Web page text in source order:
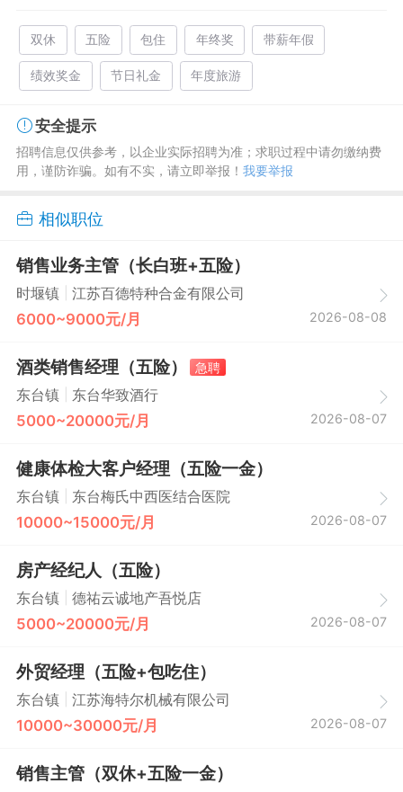
双休 五险 包住 年终奖 带薪年假
绩效奖金 节日礼金 年度旅游
安全提示
招聘信息仅供参考，以企业实际招聘为准；求职过程中请勿缴纳费
用，谨防诈骗。如有不实，请立即举报！ 我要举报
相似职位
销售业务主管（长白班+五险）
时堰镇 江苏百德特种合金有限公司
6000~9000元/月 2026-08-08
酒类销售经理（五险）
急聘
东台镇
东台华致酒行
5000~20000元/月 2026-08-07
健康体检大客户经理（五险一金）
东台镇 东台梅氏中西医结合医院
10000~15000元/月 2026-08-07
房产经纪人（五险）
东台镇 德祐云诚地产吾悦店
5000~20000元/月 2026-08-07
外贸经理（五险+包吃住）
东台镇 江苏海特尔机械有限公司
10000~30000元/月 2026-08-07
销售主管（双休+五险一金）